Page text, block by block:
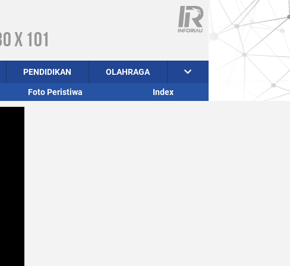
PENDIDIKAN OLAHRAGA
Foto Peristiwa Index